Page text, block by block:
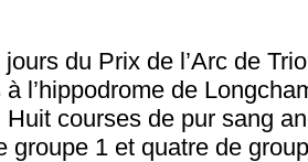
du Prix de l’Arc de
l’hippodrome de
courses de pur sang
groupe 1 et quatre de